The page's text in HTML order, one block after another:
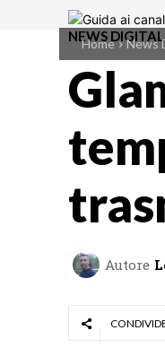
Home News
NEWS
Autore